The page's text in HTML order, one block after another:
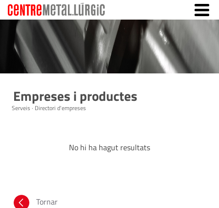
Empreses i productes
Serveis · Directori d'empreses
No hi ha hagut resultats
Tornar